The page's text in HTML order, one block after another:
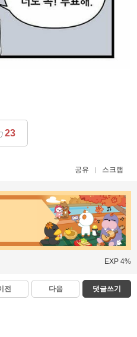
23
공유 스크랩
EXP 4%
전 다음 댓글쓰기